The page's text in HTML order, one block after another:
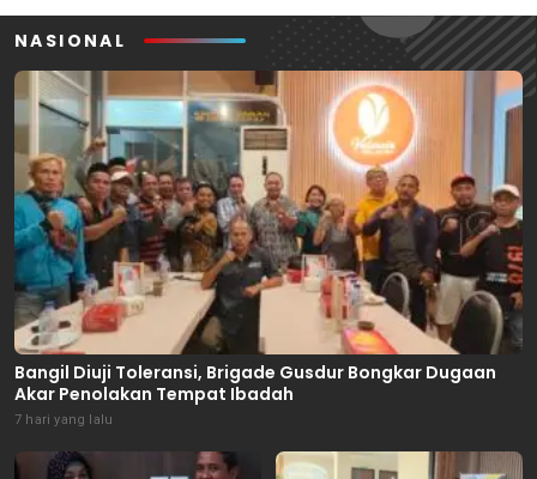
NASIONAL
Bangil Diuji Toleransi, Brigade Gusdur Bongkar Dugaan
Akar Penolakan Tempat Ibadah
7 hari yang lalu